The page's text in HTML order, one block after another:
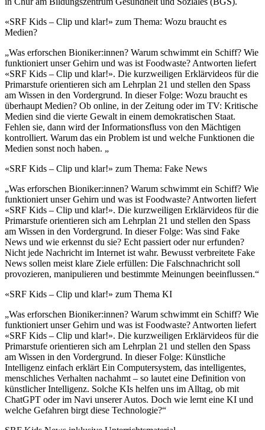
«SRF Kids – Clip und klar!» zum Thema: Wozu braucht es
Medien?
„Was erforschen Bioniker:innen? Warum schwimmt ein Schiff? Wie
funktioniert unser Gehirn und was ist Foodwaste? Antworten liefert
«SRF Kids – Clip und klar!». Die kurzweiligen Erklärvideos für die
Primarstufe orientieren sich am Lehrplan 21 und stellen den Spass
am Wissen in den Vordergrund. In dieser Folge: Wozu braucht es
überhaupt Medien? Ob online, in der Zeitung oder im TV: Kritische
Medien sind die vierte Gewalt in einem demokratischen Staat.
Fehlen sie, dann wird der Informationsfluss von den Mächtigen
kontrolliert. Warum das ein Problem ist und welche Funktionen die
Medien sonst noch haben. „
«SRF Kids – Clip und klar!» zum Thema: Fake News
„Was erforschen Bioniker:innen? Warum schwimmt ein Schiff? Wie
funktioniert unser Gehirn und was ist Foodwaste? Antworten liefert
«SRF Kids – Clip und klar!». Die kurzweiligen Erklärvideos für die
Primarstufe orientieren sich am Lehrplan 21 und stellen den Spass
am Wissen in den Vordergrund. In dieser Folge: Was sind Fake
News und wie erkennst du sie? Echt passiert oder nur erfunden?
Nicht jede Nachricht im Internet ist wahr. Bewusst verbreitete Fake
News sollen meist klare Ziele erfüllen: Die Falschnachricht soll
provozieren, manipulieren und bestimmte Meinungen beeinflussen.“
«SRF Kids – Clip und klar!» zum Thema KI
„Was erforschen Bioniker:innen? Warum schwimmt ein Schiff? Wie
funktioniert unser Gehirn und was ist Foodwaste? Antworten liefert
«SRF Kids – Clip und klar!». Die kurzweiligen Erklärvideos für die
Primarstufe orientieren sich am Lehrplan 21 und stellen den Spass
am Wissen in den Vordergrund. In dieser Folge: Künstliche
Intelligenz einfach erklärt Ein Computersystem, das intelligentes,
menschliches Verhalten nachahmt – so lautet eine Definition von
künstlicher Intelligenz. Solche KIs helfen uns im Alltag, ob mit
ChatGPT oder im Navi unserer Autos. Doch wie lernt eine KI und
welche Gefahren birgt diese Technologie?“